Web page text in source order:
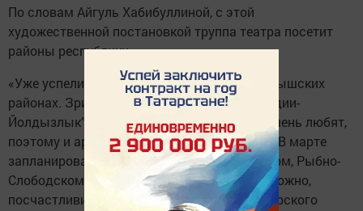
По словам Айгуль Хабибуллиной, с этой
художественной постановкой труппа театра посетит
районы республики.
«Уже успели побывать в Буинских и Мамадышских
районах. Зрители тепло приняли. О “Созвездии-
Йолдызлык” в Татарстане уже все знают, очень любят,
поэтому и артистов встречают с любовью. В марте
запланированы показы в Камско-Устьинском, Рыбно-
Слободском и Аксубаевском районах. Возможно,
посчастливится выступить на сцене Кукморского